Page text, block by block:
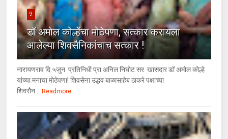
9
डॉ अमोल कोल्हेंचा मोठेपणा, सत्कार करायला
आलेल्या शिवसैनिकांचाच सत्कार !
नारायणराव दि.५जुन प्रतिनिधी प्रा अनिल निघोट सर खासदार डॉ अमोल कोल्हे
यांच्या मनाचा मोठेपणा! शिवसेना उद्धव बाळासाहेब ठाकरे पक्षाच्या
शिवसैन... Readmore